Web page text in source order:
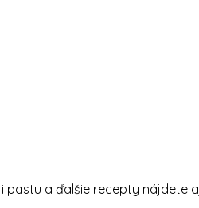
pastu a ďalšie recepty nájdete